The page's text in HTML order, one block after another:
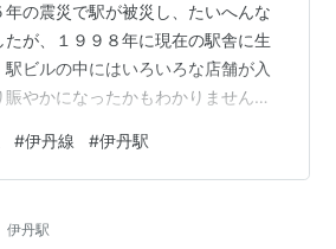
の震災で駅が被災し、たいへんな
が、１９９８年に現在の駅舎に生
駅ビルの中にはいろいろな店舗が入
やかになったかもわかりません。
□ エキタグスタンプ （ekiShスタ
駅構造 ： 高架駅（１面２線）営業形
月） ランキング参加中駅・駅舎ラ
#伊丹線 #伊丹駅
伊丹駅